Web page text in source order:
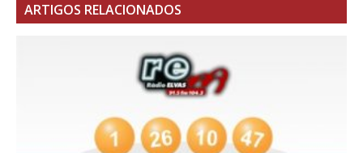
ARTIGOS RELACIONADOS